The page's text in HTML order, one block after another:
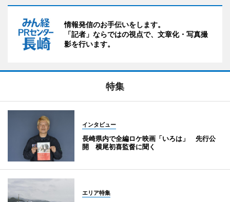
情報発信のお手伝いをします。
「記者」ならではの視点で、文章化・写真撮
影を行います。
特集
インタビュー
長崎県内で全編ロケ映画「いろは」 先行公
開 横尾初喜監督に聞く
エリア特集